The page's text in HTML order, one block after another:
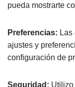
pueda mostrarte
Preferencias:
ajustes y
configuración de
Seguridad: Utilizo